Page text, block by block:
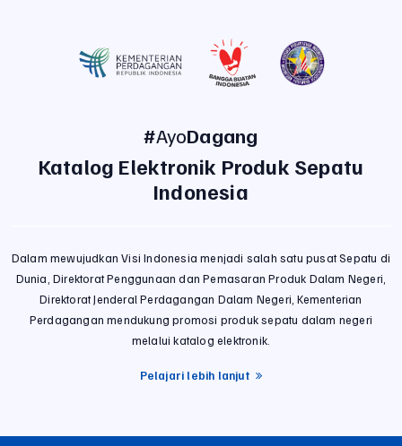
#AyoDagang
Katalog Elektronik Produk Sepatu
Indonesia
Dalam mewujudkan Visi Indonesia menjadi salah satu pusat Sepatu di
Dunia, Direktorat Penggunaan dan Pemasaran Produk Dalam Negeri,
Direktorat Jenderal Perdagangan Dalam Negeri, Kementerian
Perdagangan mendukung promosi produk sepatu dalam negeri
melalui katalog elektronik.
Pelajari lebih lanjut